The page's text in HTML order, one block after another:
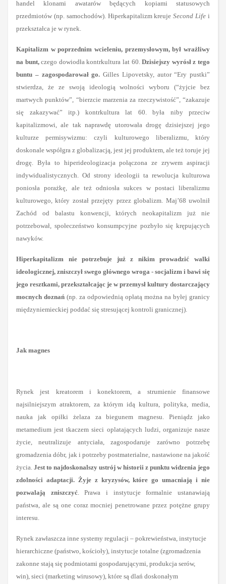
handel klonami awatarów będących kopiami statusowych
przedmiotów (np. samochodów). Hiperkapitalizm kreujeSecond Life i
przekształca je w rynek.
Kapitalizm w poprzednim wcieleniu, przemysłowym, był wrażliwy
na bunt,czego dowiodła kontrkultura lat 60.Dzisiejszy wyrósł z tego
buntu – zagospodarował go. Gilles Lipovetsky, autor “Ery pustki”
stwierdza, że ze swoją ideologią wolności wyboru (“żyjcie bez
martwych punktów”, “bierzcie marzenia za rzeczywistość”, “zakazuje
się zakazywać” itp.) kontrkultura lat 60. była niby przeciw
kapitalizmowi, ale tak naprawdę utorowała drogę dzisiejszej jego
kulturze permisywizmu: czyli kulturowego liberalizmu, który
doskonale współgra z globalizacją, jest jej produktem, ale też toruje jej
drogę. Była to hiperideologizacja połączona ze zrywem aspiracji
indywidualistycznych. Od strony ideologii ta rewolucja kulturowa
poniosła porażkę, ale też odniosła sukces w postaci liberalizmu
kulturowego, który został przejęty przez globalizm. Maj’68 uwolnił
Zachód od balastu konwencji, których neokapitalizm już nie
potrzebował, społeczeństwo konsumpcyjne pozbyło się krępujących
nawyków.
Hiperkapitalizm nie potrzebuje już z nikim prowadzić walki
ideologicznej, zniszczył swego głównego wroga - socjalizm i bawi się
jego resztkami, przekształcając je w przemysł kultury dostarczający
mocnych doznań (np. za odpowiednią opłatą można na byłej granicy
międzyniemieckiej poddać się stresującej kontroli granicznej).
Jak magnes
Rynek jest kreatorem i konektorem, a strumienie finansowe
najsilniejszym atraktorem, za którym idą kultura, polityka, media,
nauka jak opiłki żelaza za biegunem magnesu. Pieniądz jako
metamedium jest tkaczem sieci oplatających ludzi, organizuje nasze
życie, neutralizuje antyciała, zagospodaruje zarówno potrzebę
gromadzenia dóbr, jak i potrzeby postmaterialne, nastawione na jakość
życia. Jest to najdoskonalszy ustrój w historii z punktu widzenia jego
zdolności adaptacji. Żyje z kryzysów, które go umacniają i nie
pozwalają zniszczyć. Prawa i instytucje formalnie ustanawiają
państwa, ale są one coraz mocniej penetrowane przez potężne grupy
interesu.
Rynek zawłaszcza inne systemy regulacji – pokrewieństwa, instytucje
hierarchiczne (państwo, kościoły), instytucje totalne (zgromadzenia
zakonne stają się podmiotami gospodarującymi, produkcja serów,
win), sieci (marketing wirusowy), które są dlań doskonałym